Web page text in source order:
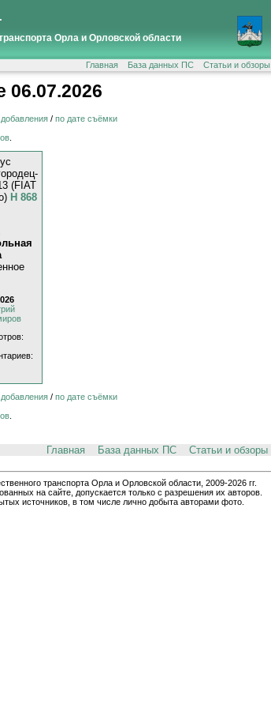
Орла и Орловской области
Главная База данных ПС Статьи и обзоры
/ по дате съёмки
(FIAT
Н 868
/ по дате съёмки
.
Главная База данных ПС Статьи и обзоры
транспорта Орла и Орловской области, 2009-2026 гг.
на сайте, допускается только с разрешения их авторов.
источников, в том числе лично добыта авторами фото.